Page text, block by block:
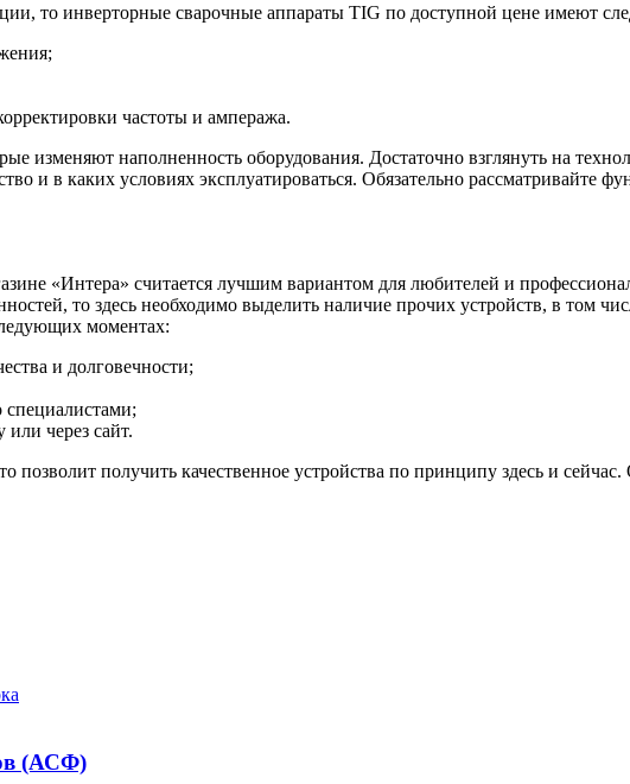
то инверторные сварочные аппараты TIG по доступной цене имеют
частоты и ампеража.
изменяют наполненность оборудования. Достаточно взглянуть на
и в каких условиях эксплуатироваться. Обязательно рассматривайте
«Интера» считается лучшим вариантом для любителей и
то здесь необходимо выделить наличие прочих устройств, в том
моментах:
и долговечности;
специалистами;
или через сайт.
позволит получить качественное устройства по принципу здесь и
(АСФ)